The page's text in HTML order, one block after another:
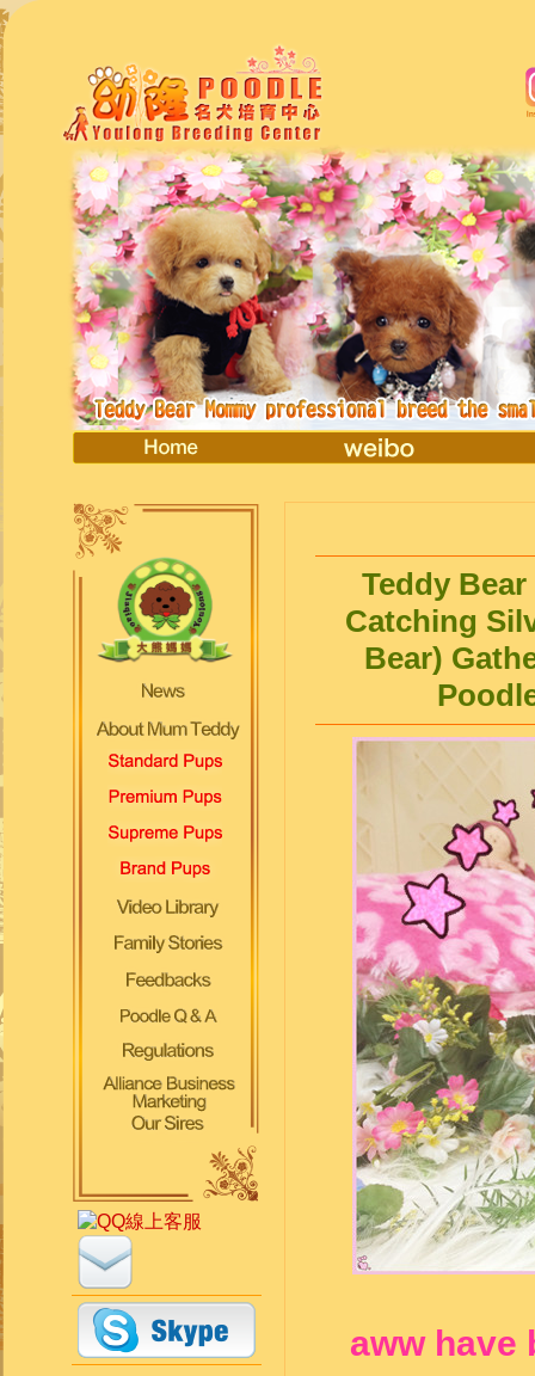
Teddy
Catching
Bear)
aww have